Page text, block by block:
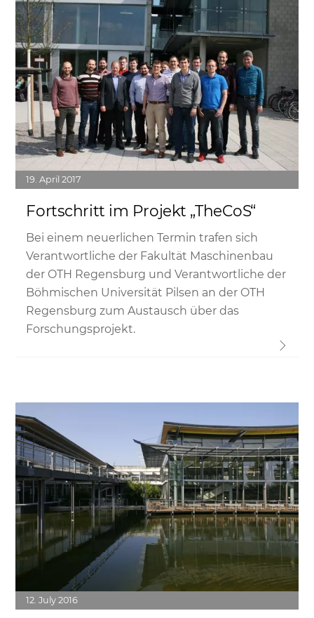
19 April 2017
Fortschritt im Projekt „TheCoS“
Bei einem neuerlichen Termin trafen sich
Verantwortliche der Fakultät Maschinenbau
der OTH Regensburg und Verantwortliche der
Böhmischen Universität Pilsen an der OTH
Regensburg zum Austausch über das
Forschungsprojekt.
12 July 2016